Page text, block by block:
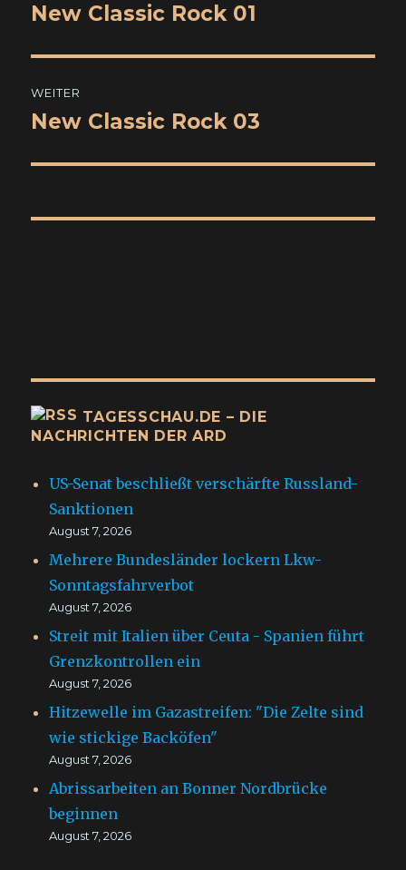
Vorheriger
New Classic Rock 01
WEITER
Nächster
New Classic Rock 03
TAGESSCHAU.DE – DIE
NACHRICHTEN DER ARD
US-Senat beschließt verschärfte Russland-
Sanktionen
August 7, 2026
Mehrere Bundesländer lockern Lkw-
Sonntagsfahrverbot
August 7, 2026
Streit mit Italien über Ceuta - Spanien führt
Grenzkontrollen ein
August 7, 2026
Hitzewelle im Gazastreifen: "Die Zelte sind
wie stickige Backöfen"
August 7, 2026
Abrissarbeiten an Bonner Nordbrücke
beginnen
August 7, 2026